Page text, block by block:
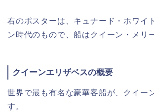
右のポスターは、キュナード・ホワイ
ン時代のもので、船はクイーン・メリ
クイーンエリザベスの概要
世界で最も有名な豪華客船が、クイー
す。